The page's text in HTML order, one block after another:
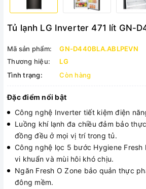
Tủ lạnh LG Inverter 471 lít GN-
Mã sản phẩm:
GN-D440BLA.ABLPEVN
Thương hiệu:
LG
Tình trạng:
Còn hàng
Đặc điểm nổi bật
Công nghệ Inverter tiết kiệm điện
Luồng khí lạnh đa chiều đảm bảo
đồng đều ở mọi vị trí trong tủ.
Công nghệ lọc 5 bước Hygiene Fresh
vi khuẩn và mùi hôi khó chịu.
Ngăn Fresh O Zone bảo quản thực
đông mềm.